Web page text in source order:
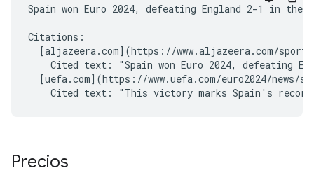
Spain won Euro 2024, defeating England 2-1 in
Citations:
[aljazeera.com](https://www.aljazeera.com/
Cited text: "Spain won Euro 2024, defeating
[uefa.com](https://www.uefa.com/euro2024/news/
Precios